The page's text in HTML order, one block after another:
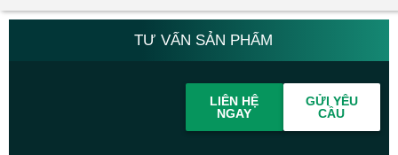
TƯ VẤN SẢN PHẨM
LIÊN HỆ
NGAY
GỬI YÊU
CẦU